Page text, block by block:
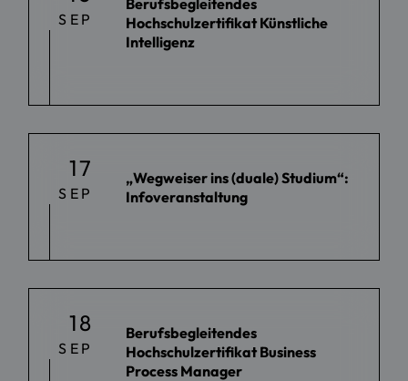
SEP
Berufsbegleitendes
Hochschulzertifikat Künstliche
Intelligenz
17
SEP
„Wegweiser ins (duale) Studium“:
Infoveranstaltung
18
SEP
Berufsbegleitendes
Hochschulzertifikat Business
Process Manager